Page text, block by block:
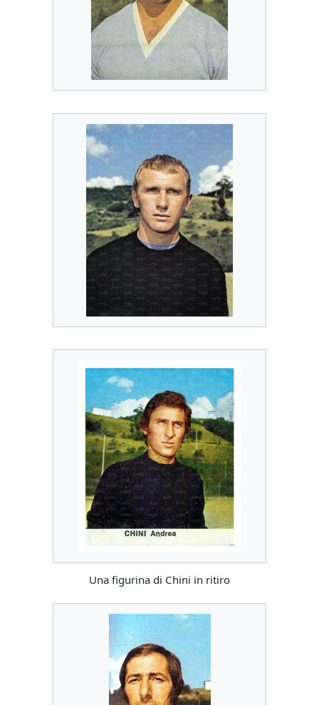
Una figurina di Chini in ritiro